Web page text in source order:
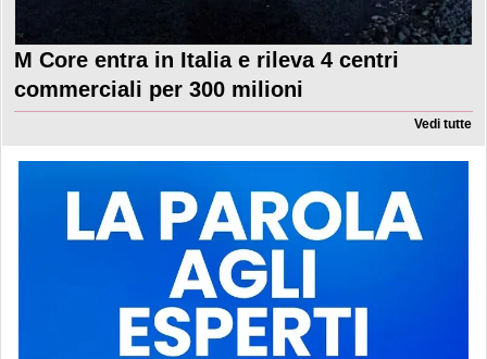
M Core entra in Italia e rileva 4 centri
commerciali per 300 milioni
Vedi tutte